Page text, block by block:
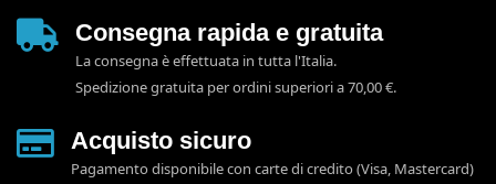
Consegna rapida e gratuita
La consegna è effettuata in tutta l'Italia.
Spedizione gratuita per ordini superiori a 70,00 €.
Acquisto sicuro
Pagamento disponibile con carte di credito (Visa, Mastercard)